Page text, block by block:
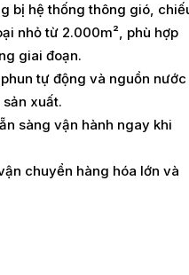
bị hệ thống thông gió,
nhỏ từ 2.000m², phù hợp
giai đoạn.
tự động và nguồn nước
xuất.
sàng vận hành ngay khi
chuyển hàng hóa lớn và